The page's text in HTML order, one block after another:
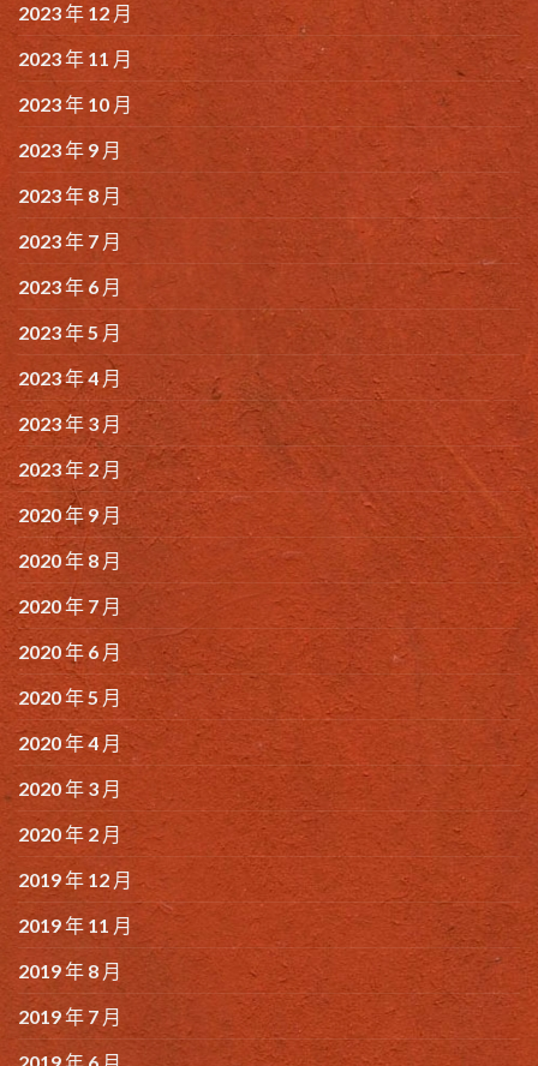
2023 年 12 月
2023 年 11 月
2023 年 10 月
2023 年 9 月
2023 年 8 月
2023 年 7 月
2023 年 6 月
2023 年 5 月
2023 年 4 月
2023 年 3 月
2023 年 2 月
2020 年 9 月
2020 年 8 月
2020 年 7 月
2020 年 6 月
2020 年 5 月
2020 年 4 月
2020 年 3 月
2020 年 2 月
2019 年 12 月
2019 年 11 月
2019 年 8 月
2019 年 7 月